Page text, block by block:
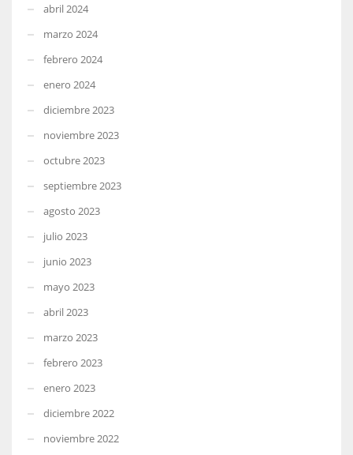
abril 2024
marzo 2024
febrero 2024
enero 2024
diciembre 2023
noviembre 2023
octubre 2023
septiembre 2023
agosto 2023
julio 2023
junio 2023
mayo 2023
abril 2023
marzo 2023
febrero 2023
enero 2023
diciembre 2022
noviembre 2022